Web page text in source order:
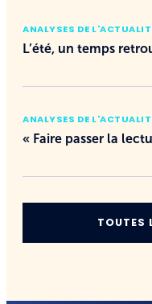
ANALYSES DE
L’été, un temps
ANALYSES DE
« Faire passer la
TOUTES